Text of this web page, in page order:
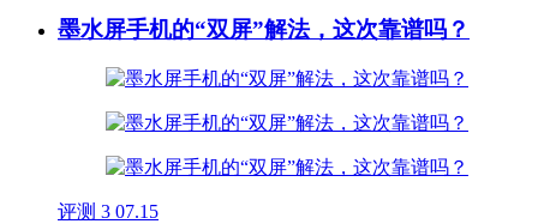
墨水屏手机的“双屏”解法，这次靠谱吗？
评测 3 07.15